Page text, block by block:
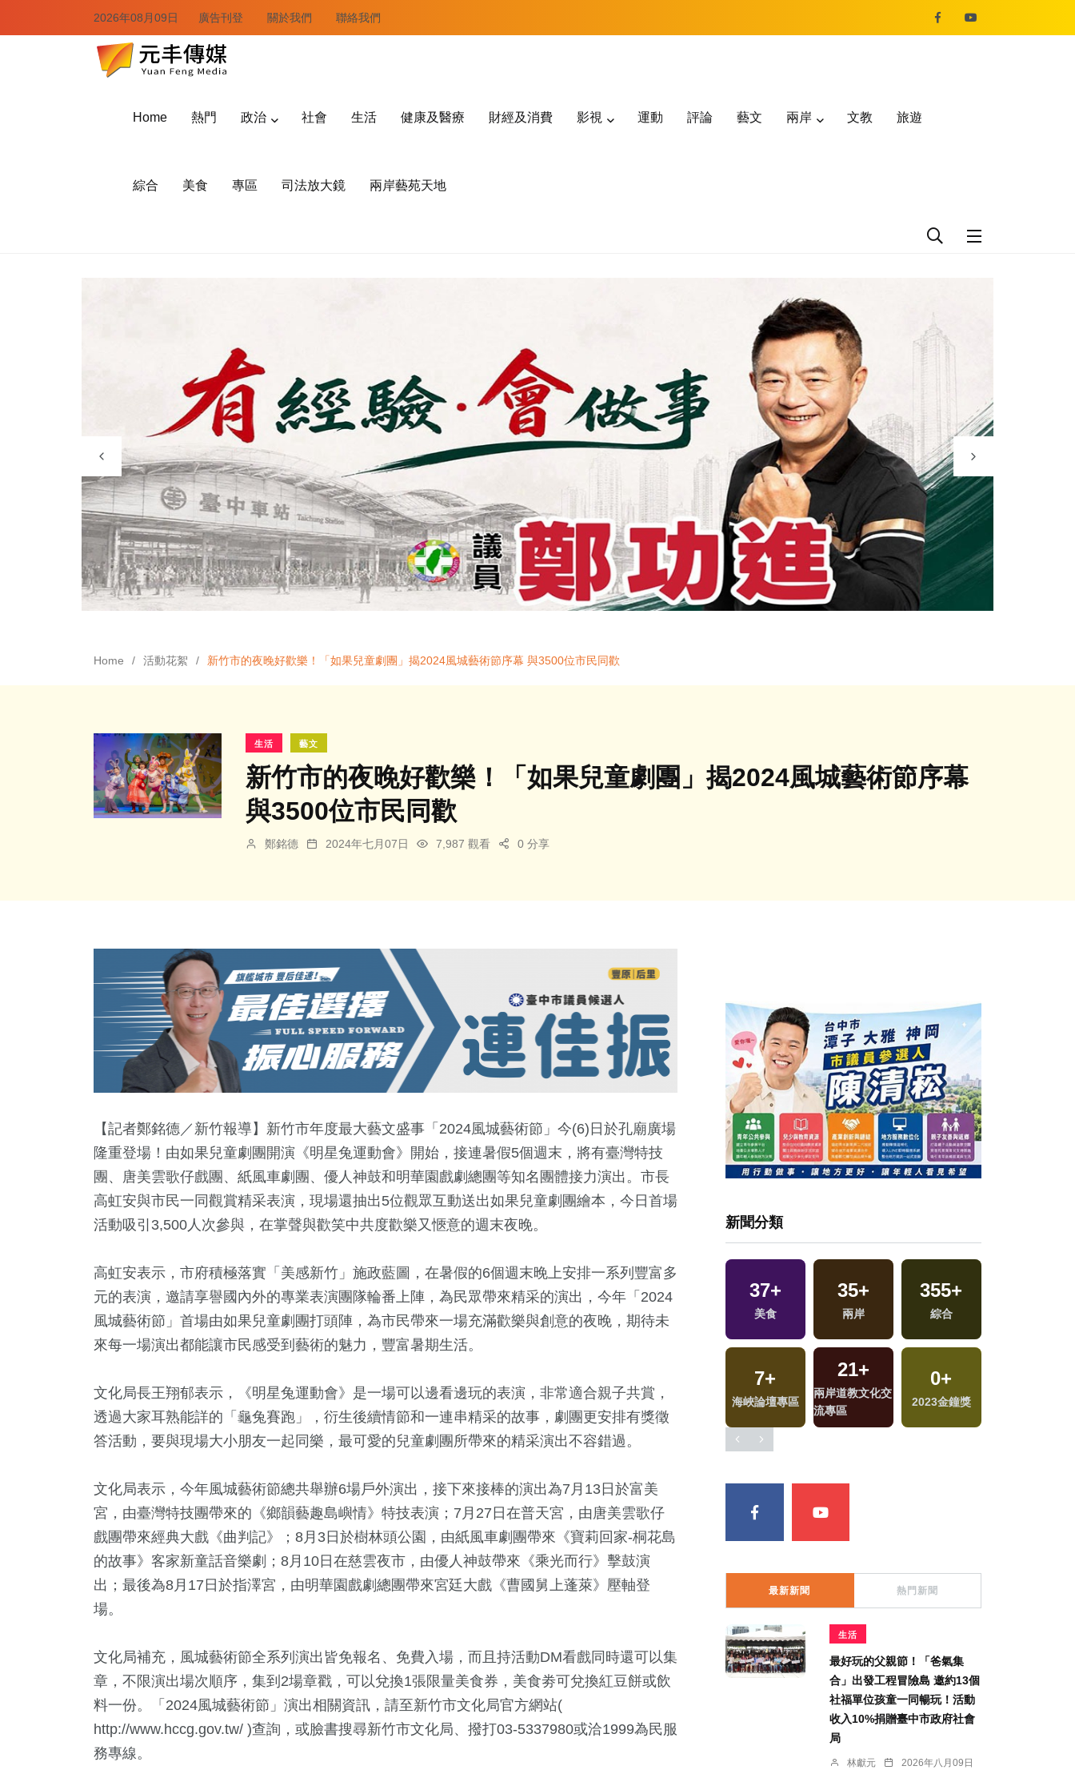
2026年08月09日 廣告刊登 關於我們 聯絡我們
Home 熱門 政治 社會 生活 健康及醫療 財經及消費 影視 運動 評論 藝文 兩岸 文教 旅遊
綜合 美食 專區 司法放大鏡 兩岸藝苑天地
Home 活動花絮 新竹市的夜晚好歡樂！「如果兒童劇團」揭2024風城藝術節序幕 與3500位市民同歡
生活 藝文
新竹市的夜晚好歡樂！「如果兒童劇團」揭2024風城藝術節序幕
與3500位市民同歡
鄭銘德 2024年七月07日 7,987 觀看 0 分享
【記者鄭銘德／新竹報導】新竹市年度最大藝文盛事「2024風城藝術節」今(6)日於孔廟廣場
隆重登場！由如果兒童劇團開演《明星兔運動會》開始，接連暑假5個週末，將有臺灣特技
團、唐美雲歌仔戲團、紙風車劇團、優人神鼓和明華園戲劇總團等知名團體接力演出。市長
高虹安與市民一同觀賞精采表演，現場還抽出5位觀眾互動送出如果兒童劇團繪本，今日首場
活動吸引3,500人次參與，在掌聲與歡笑中共度歡樂又愜意的週末夜晚。
高虹安表示，市府積極落實「美感新竹」施政藍圖，在暑假的6個週末晚上安排一系列豐富多
元的表演，邀請享譽國內外的專業表演團隊輪番上陣，為民眾帶來精采的演出，今年「2024
風城藝術節」首場由如果兒童劇團打頭陣，為市民帶來一場充滿歡樂與創意的夜晚，期待未
來每一場演出都能讓市民感受到藝術的魅力，豐富暑期生活。
文化局長王翔郁表示，《明星兔運動會》是一場可以邊看邊玩的表演，非常適合親子共賞，
透過大家耳熟能詳的「龜兔賽跑」，衍生後續情節和一連串精采的故事，劇團更安排有獎徵
答活動，要與現場大小朋友一起同樂，最可愛的兒童劇團所帶來的精采演出不容錯過。
文化局表示，今年風城藝術節總共舉辦6場戶外演出，接下來接棒的演出為7月13日於富美
宮，由臺灣特技團帶來的《鄉韻藝趣島嶼情》特技表演；7月27日在普天宮，由唐美雲歌仔
戲團帶來經典大戲《曲判記》；8月3日於樹林頭公園，由紙風車劇團帶來《寶莉回家-桐花島
的故事》客家新童話音樂劇；8月10日在慈雲夜市，由優人神鼓帶來《乘光而行》擊鼓演
出；最後為8月17日於指澤宮，由明華園戲劇總團帶來宮廷大戲《曹國舅上蓬萊》壓軸登
場。
文化局補充，風城藝術節全系列演出皆免報名、免費入場，而且持活動DM看戲同時還可以集
章，不限演出場次順序，集到2場章戳，可以兌換1張限量美食券，美食劵可兌換紅豆餅或飲
料一份。「2024風城藝術節」演出相關資訊，請至新竹市文化局官方網站(
http://www.hccg.gov.tw/ )查詢，或臉書搜尋新竹市文化局、撥打03-5337980或洽1999為民服
務專線。
新聞分類
148+
藝文
17+
2024立委選戰
841+
生活
0
兩岸藝苑天地
健康及醫療 2024總統大選 熱門
2+
兩岸佛教文化交
流專區
211+
旅遊
86
政治 財經及消費 司法放大鏡
37+
美食
35+
兩岸
355+
綜合
7+
海峽論壇專區
21+
兩岸道教文化交
流專區
0+
2023金鐘獎
最新新聞 熱門新聞
生活
最好玩的父親節！「爸氣集
合」出發工程冒險島 邀約13個
社福單位孩童一同暢玩！活動
收入10%捐贈臺中市政府社會
局
林獻元
2026年八月09日